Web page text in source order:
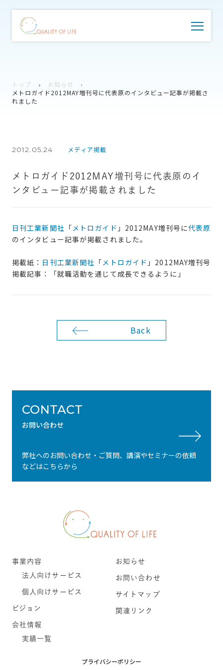
トップ
お知らせ
メトロガイド2012MAY増刊号に代表原のインタビュー記事が掲載さ
れました
2012.05.24 メディア掲載
メトロガイド2012MAY増刊号に代表原のイ
ンタビュー記事が掲載されました
日刊工業新聞社 「メトロガイド 」2012MAY増刊号に代表原
のインタビュー記事が掲載されました。
掲載紙： 日刊工業新聞社 「メトロガイド 」2012MAY増刊号
掲載記事：「就職活動を通じて成長できるように」
Back
CONTACT
お問い合わせ
弊社へのお問い合わせ・ご質問、講演やセミナーの依頼
などはこちらから
プライバシーポリシー
事業内容
法人向けサービス
個人向けサービス
ビジョン
会社情報
実績一覧
お知らせ
お問い合わせ
サイトマップ
関連リンク